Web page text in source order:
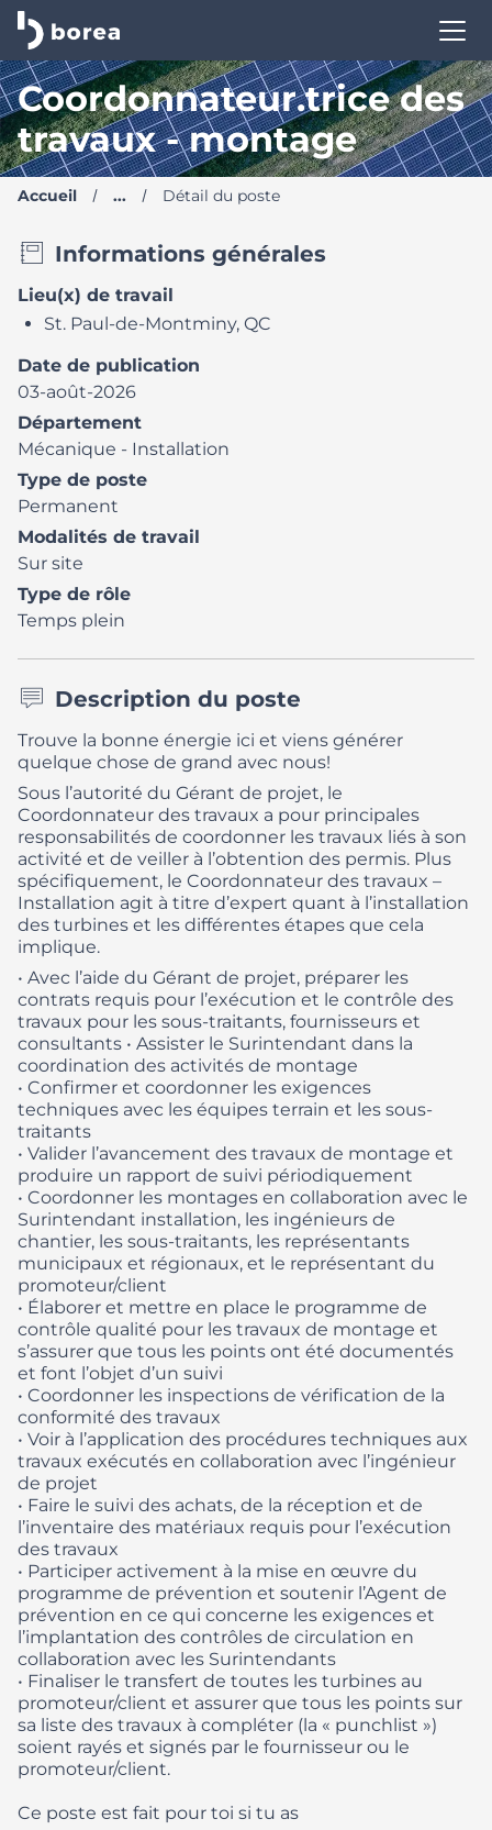
Borea Site carrière | Trouve ton nouveau poste
Coordonnateur.trice des
travaux - montage
Accueil ... Détail du poste
Informations générales
Lieu(x) de travail
St. Paul-de-Montminy, QC
Date de publication
03-août-2026
Département
Mécanique - Installation
Type de poste
Permanent
Modalités de travail
Sur site
Type de rôle
Temps plein
Description du poste
Trouve la bonne énergie ici et viens générer
quelque chose de grand avec nous!
Sous l’autorité du Gérant de projet, le
Coordonnateur des travaux a pour principales
responsabilités de coordonner les travaux liés à son
activité et de veiller à l’obtention des permis. Plus
spécifiquement, le Coordonnateur des travaux –
Installation agit à titre d’expert quant à l’installation
des turbines et les différentes étapes que cela
implique.
• Avec l’aide du Gérant de projet, préparer les
contrats requis pour l’exécution et le contrôle des
travaux pour les sous-traitants, fournisseurs et
consultants • Assister le Surintendant dans la
coordination des activités de montage
• Confirmer et coordonner les exigences
techniques avec les équipes terrain et les sous-
traitants
• Valider l’avancement des travaux de montage et
produire un rapport de suivi périodiquement
• Coordonner les montages en collaboration avec le
Surintendant installation, les ingénieurs de
chantier, les sous-traitants, les représentants
municipaux et régionaux, et le représentant du
promoteur/client
• Élaborer et mettre en place le programme de
contrôle qualité pour les travaux de montage et
s’assurer que tous les points ont été documentés
et font l’objet d’un suivi
• Coordonner les inspections de vérification de la
conformité des travaux
• Voir à l’application des procédures techniques aux
travaux exécutés en collaboration avec l’ingénieur
de projet
• Faire le suivi des achats, de la réception et de
l’inventaire des matériaux requis pour l’exécution
des travaux
• Participer activement à la mise en œuvre du
programme de prévention et soutenir l’Agent de
prévention en ce qui concerne les exigences et
l’implantation des contrôles de circulation en
collaboration avec les Surintendants
• Finaliser le transfert de toutes les turbines au
promoteur/client et assurer que tous les points sur
sa liste des travaux à compléter (la « punchlist »)
soient rayés et signés par le fournisseur ou le
promoteur/client.
Ce poste est fait pour toi si tu as